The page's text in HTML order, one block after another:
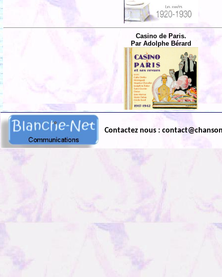
Casino de Paris.
Par Adolphe Bérard
Contactez nous :